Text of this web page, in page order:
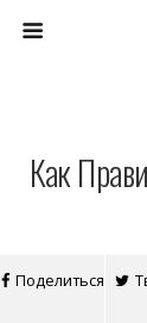
Как
Поделиться